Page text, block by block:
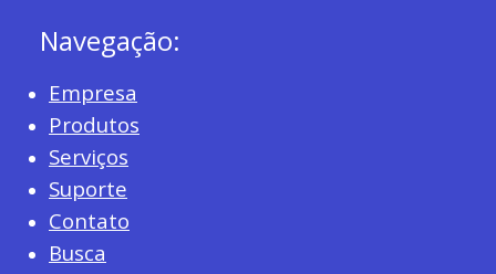
Navegação:
Empresa
Produtos
Serviços
Suporte
Contato
Busca